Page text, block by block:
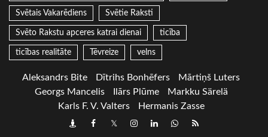
Svētais Vakarēdiens Svētie Raksti
Svēto Rakstu apceres katrai dienai ticība
ticības realitāte Tēvreize velns
Aleksandrs Bite Dītrihs Bonhēfers
Mārtiņš Luters
Georgs Mancelis
Ilārs Plūme
Markku Särelä
Karls F. V. Valters
Hermanis Zasse
DraugiemFacebook
TwitterInstagram
LinkedInwhatsapp
RSS